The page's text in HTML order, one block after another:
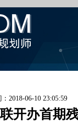
2018-06-10 23:05:59
开办首期